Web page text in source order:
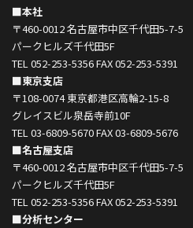
■本社
〒460-0012 名古屋市中区千代田5-7-5
パークヒルズ千代田5F
TEL 052-253-5356 FAX 052-253-5391
■東京支店
〒108-0074 東京都港区高輪2-15-8
グレイスビル泉岳寺前10F
TEL 03-6809-5670 FAX 03-6809-5676
■名古屋支店
〒460-0012 名古屋市中区千代田5-7-5
パークヒルズ千代田5F
TEL 052-253-5356 FAX 052-253-5391
■分析センター